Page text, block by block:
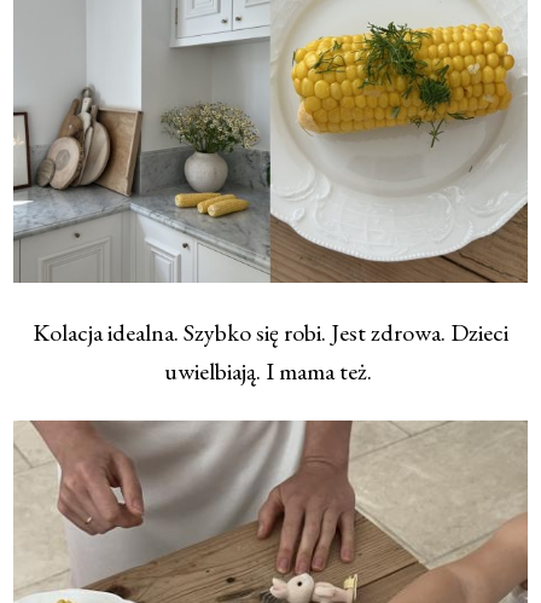
Kolacja idealna. Szybko się robi. Jest zdrowa. Dzieci
uwielbiają. I mama też.